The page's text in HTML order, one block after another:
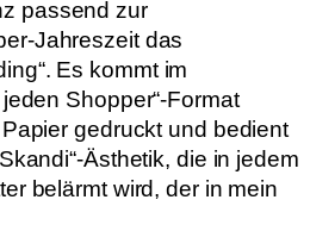
passend zur
Jahreszeit das
Es kommt im
Shopper“-Format
gedruckt und bedient
Ästhetik, die in jedem
belärmt wird, der in mein